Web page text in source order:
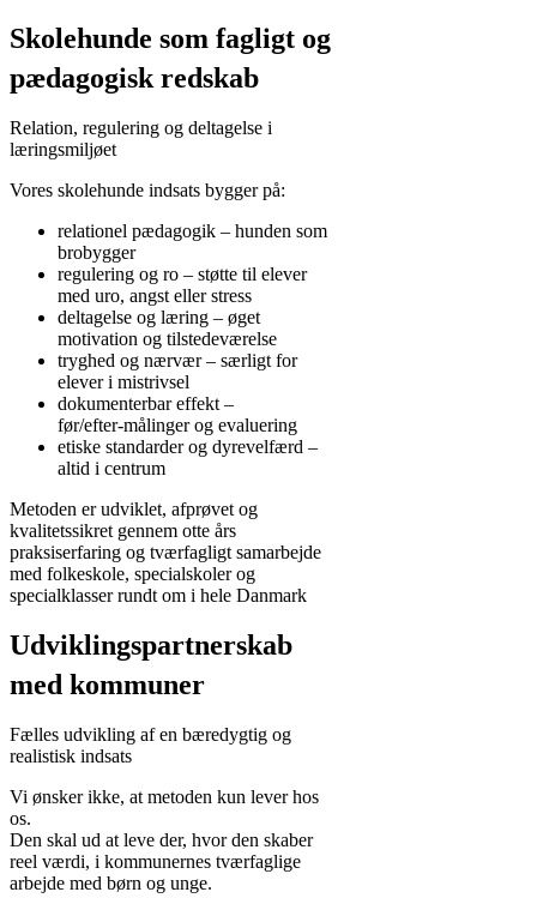
Skolehunde som fagligt og
pædagogisk redskab
Relation, regulering og deltagelse i
læringsmiljøet
Vores skolehunde indsats bygger på:
relationel pædagogik – hunden som
brobygger
regulering og ro – støtte til elever
med uro, angst eller stress
deltagelse og læring – øget
motivation og tilstedeværelse
tryghed og nærvær – særligt for
elever i mistrivsel
dokumenterbar effekt –
før/efter‑målinger og evaluering
etiske standarder og dyrevelfærd –
altid i centrum
Metoden er udviklet, afprøvet og
kvalitetssikret gennem otte års
praksiserfaring og tværfagligt samarbejde
med folkeskole, specialskoler og
specialklasser rundt om i hele Danmark
Udviklingspartnerskab
med kommuner
Fælles udvikling af en bæredygtig og
realistisk indsats
Vi ønsker ikke, at metoden kun lever hos
os.
Den skal ud at leve der, hvor den skaber
reel værdi, i kommunernes tværfaglige
arbejde med børn og unge.